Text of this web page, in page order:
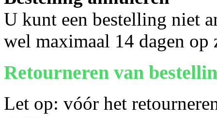
U kunt een bestelling niet
wel maximaal 14 dagen op
Retourneren van
Let op: vóór het